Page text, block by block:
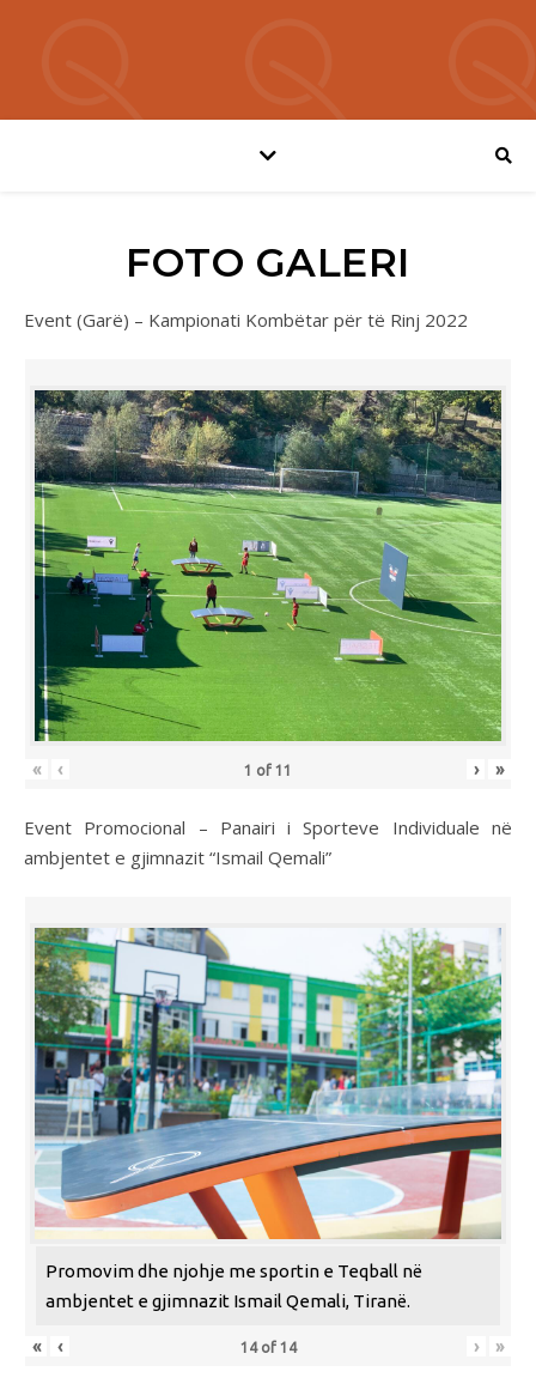
FOTO GALERI
Event (Garë) – Kampionati Kombëtar për të Rinj 2022
« ‹ 1 of 11 › »
Event Promocional – Panairi i Sporteve Individuale në
ambjentet e gjimnazit “Ismail Qemali”
Promovim dhe njohje me sportin e Teqball në
ambjentet e gjimnazit Ismail Qemali, Tiranë.
« ‹ 14of 14 › »